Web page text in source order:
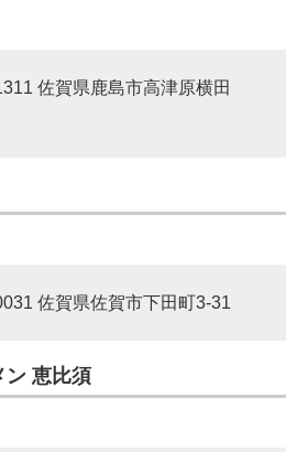
佐賀県鹿島市高津原横田
佐賀県佐賀市下田町3-31
ン 恵比須